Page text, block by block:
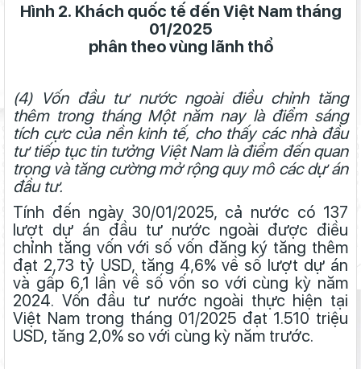
Hình 2. Khách quốc tế đến Việt Nam tháng
01/2025
phân theo vùng lãnh thổ
(4) Vốn đầu tư nước ngoài điều chỉnh tăng
thêm trong tháng Một năm nay là điểm sáng
tích cực của nền kinh tế, cho thấy các nhà đầu
tư tiếp tục tin tưởng Việt Nam là điểm đến quan
trọng và tăng cường mở rộng quy mô các dự án
đầu tư.
Tính đến ngày 30/01/2025, cả nước có 137
lượt dự án đầu tư nước ngoài được điều
chỉnh tăng vốn với số vốn đăng ký tăng thêm
đạt 2,73 tỷ USD, tăng 4,6% về số lượt dự án
và gấp 6,1 lần về số vốn so với cùng kỳ năm
2024. Vốn đầu tư nước ngoài thực hiện tại
Việt Nam trong tháng 01/2025 đạt 1.510 triệu
USD, tăng 2,0% so với cùng kỳ năm trước.
Tình hình kinh tế - xã hội tháng 8 và 8 tháng năm 2025 tỉnh Lâm
Đồng
Tình hình kinh tế - xã hội tháng 7 và 7 tháng năm 2025 tỉnh Lâm
Đồng
Tình hình kinh tế - xã hội tỉnh Lâm Đồng ước tháng 6, quý II và 6
tháng đầu năm 2025
Tình hình kinh tế - xã hội tỉnh Lâm Đồng ước tháng 5 và 5 tháng
năm 2025
Tình hình kinh tế - xã hội tỉnh Lâm Đồng ước tháng 4 và 4
tháng năm 2025
năm 2025